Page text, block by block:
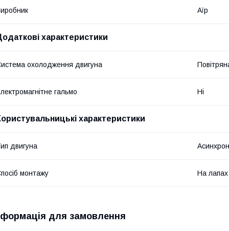
Аїр
характеристики
охолодження двигуна
гальмо Ні
характеристики
двигуна
монтажу На лапах
для замовлення